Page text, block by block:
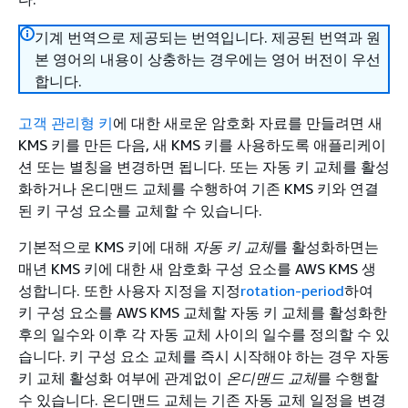
기계 번역으로 제공되는 번역입니다. 제공된 번역과 원
본 영어의 내용이 상충하는 경우에는 영어 버전이 우선
합니다.
고객 관리형 키에 대한 새로운 암호화 자료를 만들려면 새
KMS 키를 만든 다음, 새 KMS 키를 사용하도록 애플리케이
션 또는 별칭을 변경하면 됩니다. 또는 자동 키 교체를 활성
화하거나 온디맨드 교체를 수행하여 기존 KMS 키와 연결
된 키 구성 요소를 교체할 수 있습니다.
기본적으로 KMS 키에 대해 자동 키 교체를 활성화하면는
매년 KMS 키에 대한 새 암호화 구성 요소를 AWS KMS 생
성합니다. 또한 사용자 지정을 지정rotation-period하여
키 구성 요소를 AWS KMS 교체할 자동 키 교체를 활성화한
후의 일수와 이후 각 자동 교체 사이의 일수를 정의할 수 있
습니다. 키 구성 요소 교체를 즉시 시작해야 하는 경우 자동
키 교체 활성화 여부에 관계없이 온디맨드 교체를 수행할
수 있습니다. 온디맨드 교체는 기존 자동 교체 일정을 변경